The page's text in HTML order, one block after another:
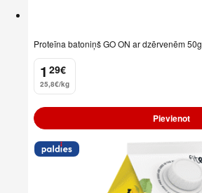
Proteīna batoniņš GO ON ar dzērvenēm 50g
1
. 29€
25,8€/kg
Pievienot